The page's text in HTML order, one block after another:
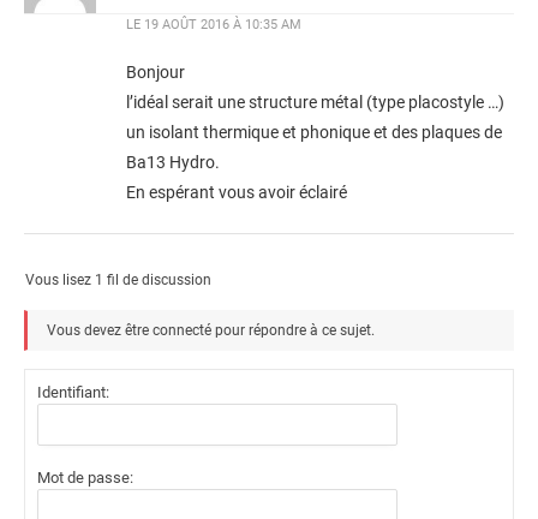
LE 19 AOÛT 2016 À 10:35 AM
Bonjour
l’idéal serait une structure métal (type placostyle …)
un isolant thermique et phonique et des plaques de
Ba13 Hydro.
En espérant vous avoir éclairé
Vous lisez 1 fil de discussion
Vous devez être connecté pour répondre à ce sujet.
Identifiant:
Mot de passe: